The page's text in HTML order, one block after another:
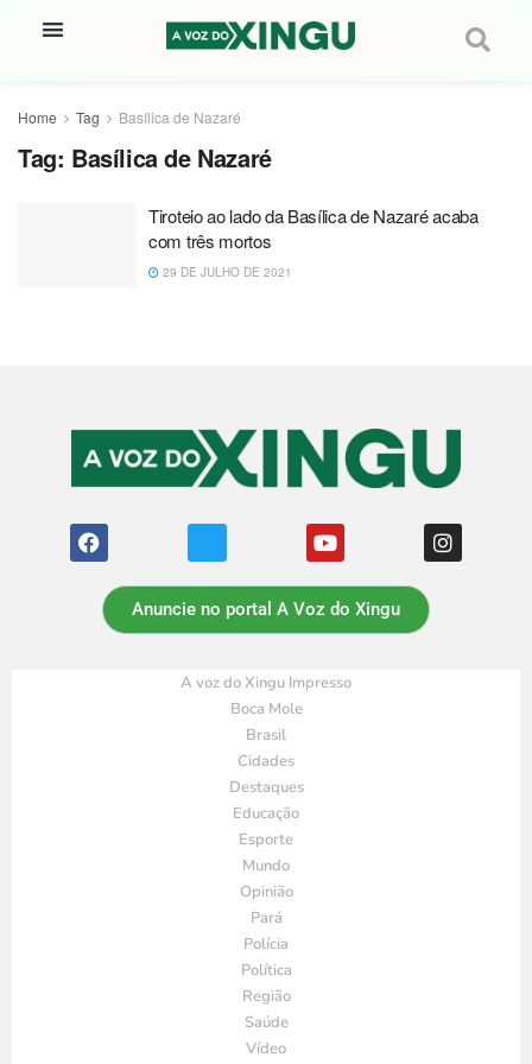
Home Tag Basílica de Nazaré
Tag: Basílica de Nazaré
Tiroteio ao lado da Basílica de Nazaré acaba
com três mortos
29 DE JULHO DE 2021
Anuncie no portal A Voz do Xingu
A voz do Xingu Impresso
Boca Mole
Brasil
Cidades
Destaques
Educação
Esporte
Mundo
Opinião
Pará
Polícia
Política
Região
Saúde
Vídeo